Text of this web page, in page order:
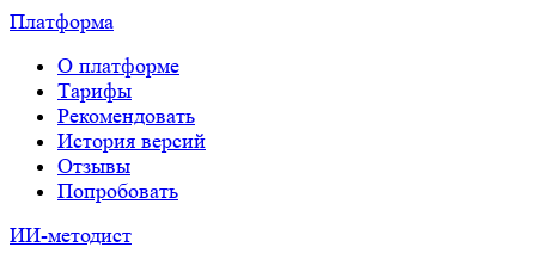
Платформа
О платформе
Тарифы
Рекомендовать
История версий
Отзывы
Попробовать
ИИ-методист